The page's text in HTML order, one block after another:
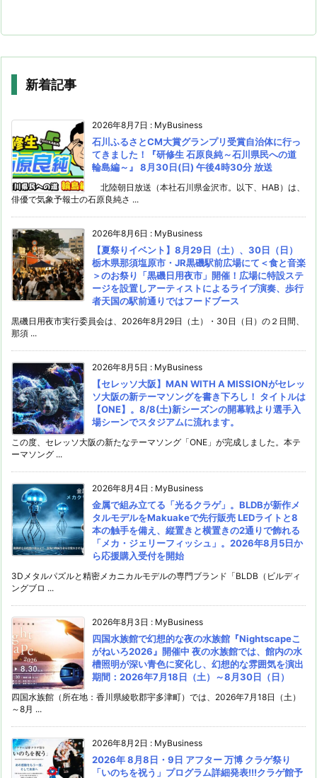
新着記事
2026年8月7日 : MyBusiness
石川ふるさとCM大賞グランプリ受賞自治体に行っ
てきました！『研修生 石原良純～石川県民への道
輪島編～』 8月30日(日) 午後4時30分 放送
北陸朝日放送（本社石川県金沢市。以下、HAB）は、
俳優で気象予報士の石原良純さ ...
2026年8月6日 : MyBusiness
【夏祭りイベント】8月29日（土）、30日（日）
栃木県那須塩原市・JR黒磯駅前広場にて＜食と音楽
＞のお祭り「黒磯日用夜市」開催！広場に特設ステ
ージを設置しアーティストによるライブ演奏、歩行
者天国の駅前通りではフードブース
黒磯日用夜市実行委員会は、2026年8月29日（土）・30日（日）の２日間、
那須 ...
2026年8月5日 : MyBusiness
【セレッソ大阪】MAN WITH A MISSIONがセレッ
ソ大阪の新テーマソングを書き下ろし！ タイトルは
【ONE】。8/8(土)新シーズンの開幕戦より選手入
場シーンでスタジアムに流れます。
この度、セレッソ大阪の新たなテーマソング「ONE」が完成しました。本テ
ーマソング ...
2026年8月4日 : MyBusiness
金属で組み立てる「光るクラゲ」。BLDBが新作メ
タルモデルをMakuakeで先行販売 LEDライトと8
本の触手を備え、縦置きと横置きの2通りで飾れる
「メカ・ジェリーフィッシュ」。2026年8月5日か
ら応援購入受付を開始
3Dメタルパズルと精密メカニカルモデルの専門ブランド「BLDB（ビルディ
ングブロ ...
2026年8月3日 : MyBusiness
四国水族館で幻想的な夜の水族館『Nightscapeこ
がねいろ2026』開催中 夜の水族館では、館内の水
槽照明が深い青色に変化し、幻想的な雰囲気を演出
期間：2026年7月18日（土）～8月30日（日）
四国水族館（所在地：香川県綾歌郡宇多津町）では、2026年7月18日（土）
～8月 ...
2026年8月2日 : MyBusiness
2026年 8月8日・9日 アフター 万博 クラゲ祭り
「いのちを祝う」プログラム詳細発表!!!クラゲ館予